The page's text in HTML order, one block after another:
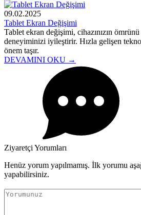
09.02.2025
Tablet Ekran Değişimi
Tablet ekran değişimi, cihazınızın
deneyiminizi iyileştirir. Hızla gelişen
önem taşır.
DEVAMINI OKU →
Ziyaretçi Yorumları
Henüz yorum yapılmamış. İlk yorumu
yapabilirsiniz.